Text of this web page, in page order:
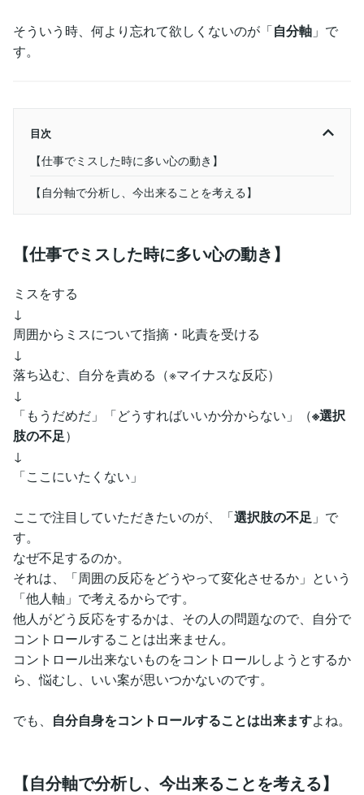
そういう時、何より忘れて欲しくないのが「自分軸 」で
す。
目次
【仕事でミスした時に多い心の動き】
【自分軸で分析し、今出来ることを考える】
【仕事でミスした時に多い心の動き】
ミスをする
↓
周囲からミスについて指摘・叱責を受ける
↓
落ち込む、自分を責める（※マイナスな反応）
↓
「もうだめだ」「どうすればいいか分からない」（※選択
肢の不足）
↓
「ここにいたくない」
ここで注目していただきたいのが、「選択肢の不足 」で
す。
なぜ不足するのか。
それは、「周囲の反応をどうやって変化させるか」という
「他人軸」で考えるからです。
他人がどう反応をするかは、その人の問題なので、自分で
コントロールすることは出来ません。
コントロール出来ないものをコントロールしようとするか
ら、悩むし、いい案が思いつかないのです。
でも、 自分自身をコントロールすることは出来ますよね。
【自分軸で分析し、今出来ることを考える】